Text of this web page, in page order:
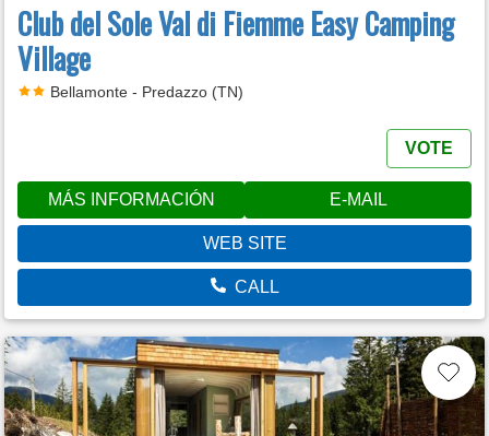
Club del Sole Val di Fiemme Easy Camping
Village
Bellamonte - Predazzo (TN)
VOTE
MÁS INFORMACIÓN E-MAIL
WEB SITE
CALL